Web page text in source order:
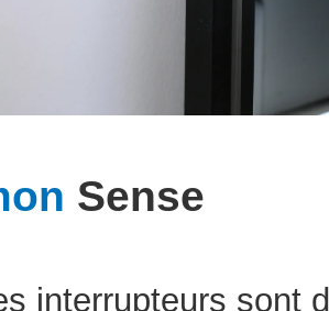
Sense
interrupteurs sont